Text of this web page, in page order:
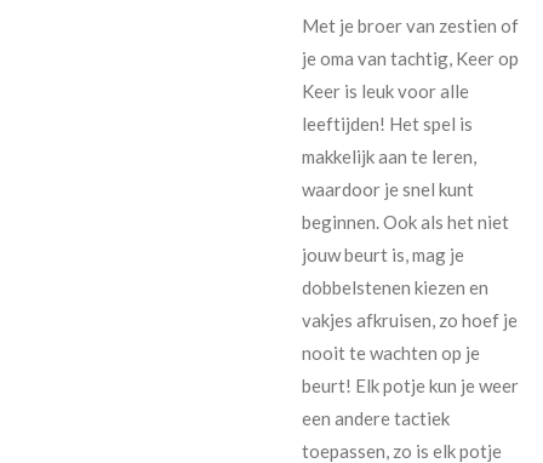
Met je broer van zestien of
je oma van tachtig, Keer op
Keer is leuk voor alle
leeftijden! Het spel is
makkelijk aan te leren,
waardoor je snel kunt
beginnen. Ook als het niet
jouw beurt is, mag je
dobbelstenen kiezen en
vakjes afkruisen, zo hoef je
nooit te wachten op je
beurt! Elk potje kun je weer
een andere tactiek
toepassen, zo is elk potje